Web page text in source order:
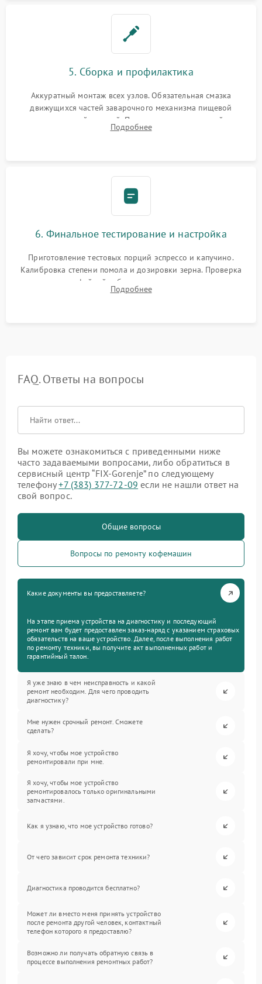
5. Сборка и профилактика
Аккуратный монтаж всех узлов. Обязательная смазка
движущихся частей заварочного механизма пищевой
силиконовой смазкой. Проведение программной
декальцинации и очистки системы от кофейных масел.
Подробнее
6. Финальное тестирование и настройка
Приготовление тестовых порций эспрессо и капучино.
Калибровка степени помола и дозировки зерна. Проверка
плотности кофейной таблетки, температуры напитка и
качества молочной пены. Контроль отсутствия посторонних
Подробнее
FAQ. Ответы на вопросы
Вы можете ознакомиться с приведенными ниже
часто задаваемыми вопросами, либо обратиться в
сервисный центр “FIX-Gorenje” по следующему
телефону+7 (383) 377-72-09 если не нашли ответ на
свой вопрос.
Общие вопросы
Вопросы по ремонту кофемашин
Какие документы вы предоставляете?
На этапе приема устройства на диагностику и последующий
ремонт вам будет предоставлен заказ-наряд с указанием страховых
обязательств на ваше устройство. Далее, после выполнения работ
по ремонту техники, вы получите акт выполненных работ и
гарантийный талон.
Я уже знаю в чем неисправность и какой
ремонт необходим. Для чего проводить
диагностику?
Мне нужен срочный ремонт. Сможете
сделать?
Я хочу, чтобы мое устройство
ремонтировали при мне.
Я хочу, чтобы мое устройство
ремонтировалось только оригинальными
запчастями.
Как я узнаю, что мое устройство готово?
От чего зависит срок ремонта техники?
Диагностика проводится бесплатно?
Может ли вместо меня принять устройство
после ремонта другой человек, контактный
телефон которого я предоставлю?
Возможно ли получать обратную связь в
процессе выполнения ремонтных работ?